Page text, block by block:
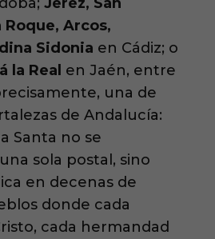
Roque, Arcos,
Sidonia en Cádiz; o
la Real en Jaén, entre
una de
de Andalucía:
Santa no se
sola postal, sino
en decenas de
donde cada
cada hermandad